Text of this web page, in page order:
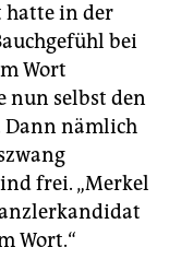
hatte in der
bei
Wort
nun selbst den
Dann nämlich
frei. „Merkel
Wort.“